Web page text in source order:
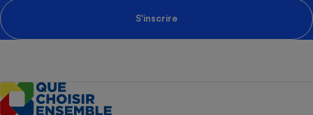
S'inscrire